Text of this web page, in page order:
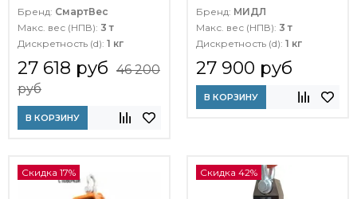
Бренд: СмартВес
Макс. вес (НПВ): 3 т
Дискретность (d): 1 кг
27 618 руб 46 200
руб
В КОРЗИНУ
Бренд: МИДЛ
Макс. вес (НПВ): 3 т
Дискретность (d): 1 кг
27 900 руб
В КОРЗИНУ
Скидка 17% Скидка 42%